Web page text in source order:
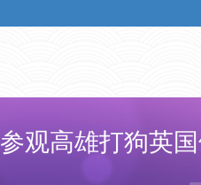
参观高雄打狗英